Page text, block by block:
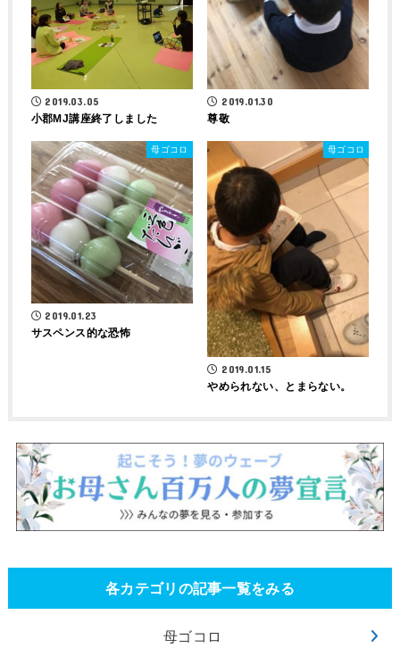
2019.03.05
小郡MJ講座終了しました
2019.01.30
尊敬
母ゴコロ
2019.01.23
サスペンス的な恐怖
母ゴコロ
2019.01.15
やめられない、とまらない。
各カテゴリの記事一覧をみる
母ゴコロ